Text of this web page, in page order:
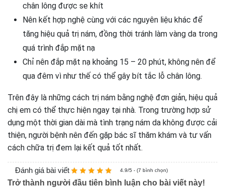
chân lông được se khít
Nên kết hợp nghệ cùng với các nguyên liệu khác để
tăng hiệu quả trị nám, đồng thời tránh làm vàng da trong
quá trình đắp mặt nạ
Chỉ nên đắp mặt nạ khoảng 15 – 20 phút, không nên để
qua đêm vì như thế có thể gây bít tắc lỗ chân lông.
Trên đây là những cách trị nám bằng nghệ đơn giản, hiệu quả
chị em có thể thực hiện ngay tại nhà. Trong trường hợp sử
dụng một thời gian dài mà tình trạng nám da không được cải
thiện, người bệnh nên đến gặp bác sĩ thăm khám và tư vấn
cách chữa trị đem lại kết quả tốt nhất.
Đánh giá bài viết 4.9/5 - (7 bình chọn)
Trở thành người đầu tiên bình luận cho bài viết này!